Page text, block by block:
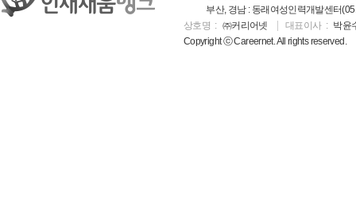
부산, 경남 : 동래여성인력개발센터
상호명
㈜커리어넷 대표이사
박윤
Copyright ⓒ Careernet. All rights reserved.